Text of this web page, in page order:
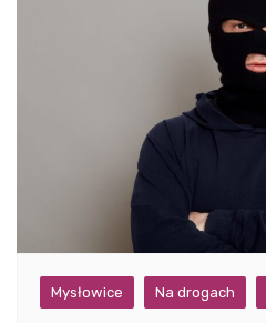
Mysłowice Na drogach